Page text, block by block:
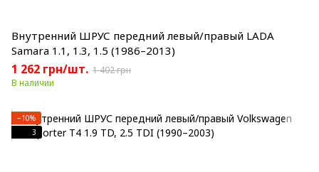
Внутренний ШРУС передний левый/правый LADA
Samara 1.1, 1.3, 1.5 (1986–2013)
1 262 грн/шт. 1 402 грн
В наличии
−10%
3